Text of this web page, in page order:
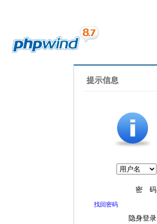
提示信息
密 码
找回密码
隐身登录